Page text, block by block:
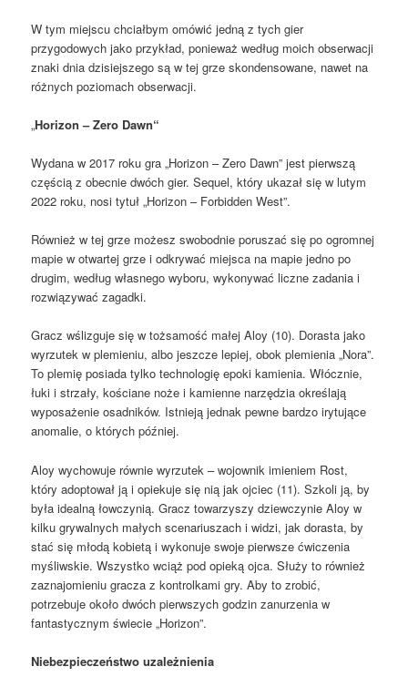
W tym miejscu chciałbym omówić jedną z tych gier
przygodowych jako przykład, ponieważ według moich obserwacji
znaki dnia dzisiejszego są w tej grze skondensowane, nawet na
różnych poziomach obserwacji.
„Horizon – Zero Dawn“
Wydana w 2017 roku gra „Horizon – Zero Dawn” jest pierwszą
częścią z obecnie dwóch gier. Sequel, który ukazał się w lutym
2022 roku, nosi tytuł „Horizon – Forbidden West”.
Również w tej grze możesz swobodnie poruszać się po ogromnej
mapie w otwartej grze i odkrywać miejsca na mapie jedno po
drugim, według własnego wyboru, wykonywać liczne zadania i
rozwiązywać zagadki.
Gracz wślizguje się w tożsamość małej Aloy (10). Dorasta jako
wyrzutek w plemieniu, albo jeszcze lepiej, obok plemienia „Nora”.
To plemię posiada tylko technologię epoki kamienia. Włócznie,
łuki i strzały, kościane noże i kamienne narzędzia określają
wyposażenie osadników. Istnieją jednak pewne bardzo irytujące
anomalie, o których później.
Aloy wychowuje równie wyrzutek – wojownik imieniem Rost,
który adoptował ją i opiekuje się nią jak ojciec (11). Szkoli ją, by
była idealną łowczynią. Gracz towarzyszy dziewczynie Aloy w
kilku grywalnych małych scenariuszach i widzi, jak dorasta, by
stać się młodą kobietą i wykonuje swoje pierwsze ćwiczenia
myśliwskie. Wszystko wciąż pod opieką ojca. Służy to również
zaznajomieniu gracza z kontrolkami gry. Aby to zrobić,
potrzebuje około dwóch pierwszych godzin zanurzenia w
fantastycznym świecie „Horizon”.
Niebezpieczeństwo uzależnienia